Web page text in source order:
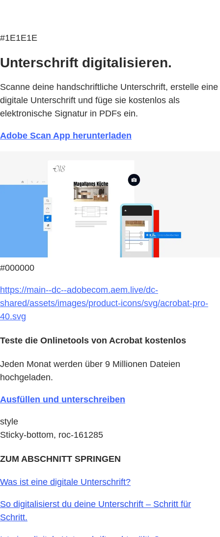
#1E1E1E
Unterschrift digitalisieren.
Scanne deine handschriftliche Unterschrift, erstelle eine
digitale Unterschrift und füge sie kostenlos als
elektronische Signatur in PDFs ein.
Adobe Scan App herunterladen
#000000
https://main--dc--adobecom.aem.live/dc-
shared/assets/images/product-icons/svg/acrobat-pro-
40.svg
Teste die Onlinetools von Acrobat kostenlos
Jeden Monat werden über 9 Millionen Dateien
hochgeladen.
Ausfüllen und unterschreiben
style
Sticky-bottom, roc-161285
ZUM ABSCHNITT SPRINGEN
Was ist eine digitale Unterschrift?
So digitalisierst du deine Unterschrift – Schritt für
Schritt.